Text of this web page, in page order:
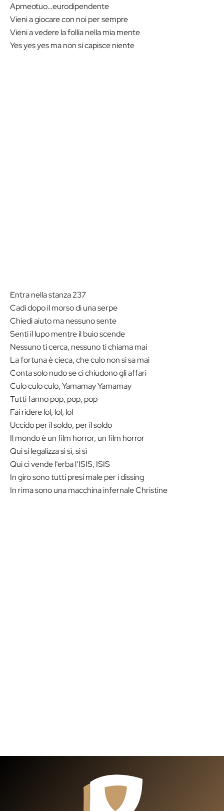
Apmeotuo…eurodipendente
Vieni a giocare con noi per sempre
Vieni a vedere la follia nella mia mente
Yes yes yes ma non si capisce niente
Entra nella stanza 237
Cadi dopo il morso di una serpe
Chiedi aiuto ma nessuno sente
Senti il lupo mentre il buio scende
Nessuno ti cerca, nessuno ti chiama mai
La fortuna è cieca, che culo non si sa mai
Conta solo nudo se ci chiudono gli affari
Culo culo culo, Yamamay Yamamay
Tutti fanno pop, pop, pop
Fai ridere lol, lol, lol
Uccido per il soldo, per il soldo
Il mondo è un film horror, un film horror
Qui si legalizza sì sì, sì sì
Qui ci vende l’erba l’ISIS, ISIS
In giro sono tutti presi male per i dissing
In rima sono una macchina infernale Christine